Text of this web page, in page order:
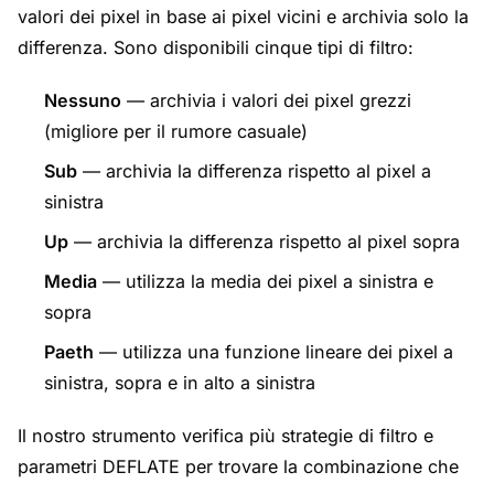
valori dei pixel in base ai pixel vicini e archivia solo la
differenza. Sono disponibili cinque tipi di filtro:
Nessuno — archivia i valori dei pixel grezzi
(migliore per il rumore casuale)
Sub — archivia la differenza rispetto al pixel a
sinistra
Up — archivia la differenza rispetto al pixel sopra
Media — utilizza la media dei pixel a sinistra e
sopra
Paeth — utilizza una funzione lineare dei pixel a
sinistra, sopra e in alto a sinistra
Il nostro strumento verifica più strategie di filtro e
parametri DEFLATE per trovare la combinazione che